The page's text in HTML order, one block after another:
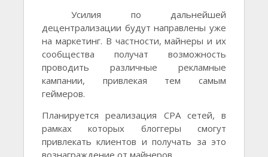
Усилия по дальнейшей
децентрализации будут направлены уже
на маркетинг. В частности, майнеры и их
сообщества получат возможность
проводить различные рекламные
кампании, привлекая тем самым
геймеров.
Планируется реализация CPA сетей, в
рамках которых блоггеры смогут
привлекать клиентов и получать за это